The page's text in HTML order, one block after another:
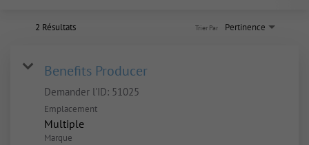
2 Résultats Pertinence
Trier Par
Benefits Producer
Demander l'ID: 51025
Emplacement
Multiple
Marque